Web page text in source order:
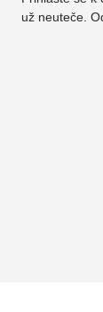
už neuteče.